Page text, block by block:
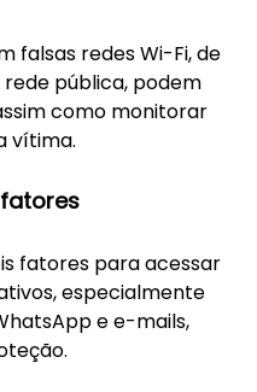
falsas redes Wi-Fi, de
pública, podem
como monitorar
vítima.
fatores para acessar
especialmente
e e-mails,